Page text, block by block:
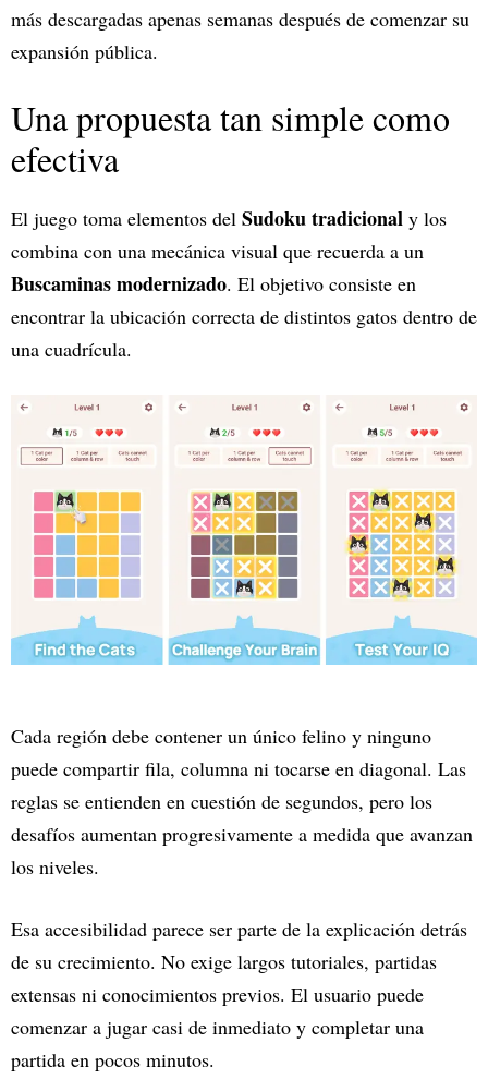
más descargadas apenas semanas después de comenzar su
expansión pública.
Una propuesta tan simple como
efectiva
El juego toma elementos del Sudoku tradicional y los
combina con una mecánica visual que recuerda a un
Buscaminas modernizado. El objetivo consiste en
encontrar la ubicación correcta de distintos gatos dentro de
una cuadrícula.
Cada región debe contener un único felino y ninguno
puede compartir fila, columna ni tocarse en diagonal. Las
reglas se entienden en cuestión de segundos, pero los
desafíos aumentan progresivamente a medida que avanzan
los niveles.
Esa accesibilidad parece ser parte de la explicación detrás
de su crecimiento. No exige largos tutoriales, partidas
extensas ni conocimientos previos. El usuario puede
comenzar a jugar casi de inmediato y completar una
partida en pocos minutos.